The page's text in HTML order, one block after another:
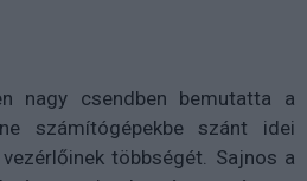
nagy csendben bemutatta a
számítógépekbe szánt idei
többségét. Sajnos a